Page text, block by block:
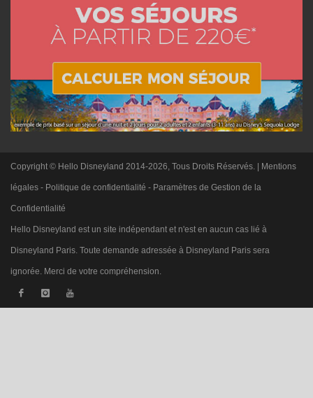
Copyright © Hello Disneyland 2014-2026, Tous Droits Réservés. | Mentions
légales - Politique de confidentialité - Paramètres de Gestion de la
Confidentialité
Hello Disneyland est un site indépendant et n'est en aucun cas lié à
Disneyland Paris. Toute demande adressée à Disneyland Paris sera
ignorée. Merci de votre compréhension.